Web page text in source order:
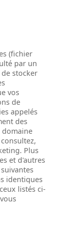
(fichier
par un
stocker
vos
de
appelés
des
domaine
Plus
et d'autres
identiques
listés ci-